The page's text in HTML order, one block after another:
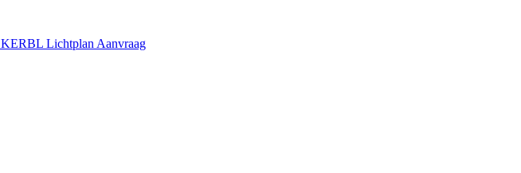
KERBL Lichtplan Aanvraag